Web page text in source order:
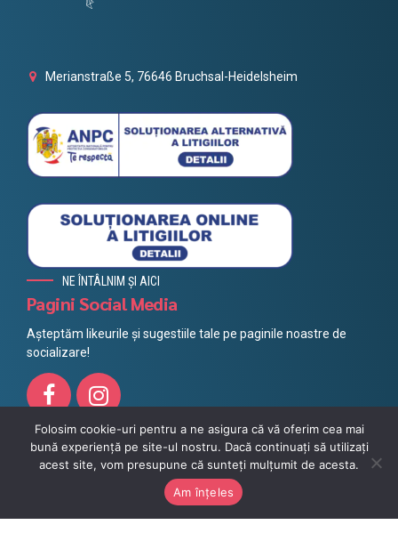
Merianstraße 5, 76646 Bruchsal-Heidelsheim
NE ÎNTÂLNIM ȘI AICI
Pagini Social Media
Așteptăm likeurile și sugestiile tale pe paginile noastre de
socializare!
Toate drepturile rezervate @ Litera 2021, Powered byAzuvo
Protecția datelor
Impressum
Politica cookie
Folosim cookie-uri pentru a ne asigura că vă oferim cea mai
bună experiență pe site-ul nostru. Dacă continuați să utilizați
acest site, vom presupune că sunteți mulțumit de acesta.
Am înțeles